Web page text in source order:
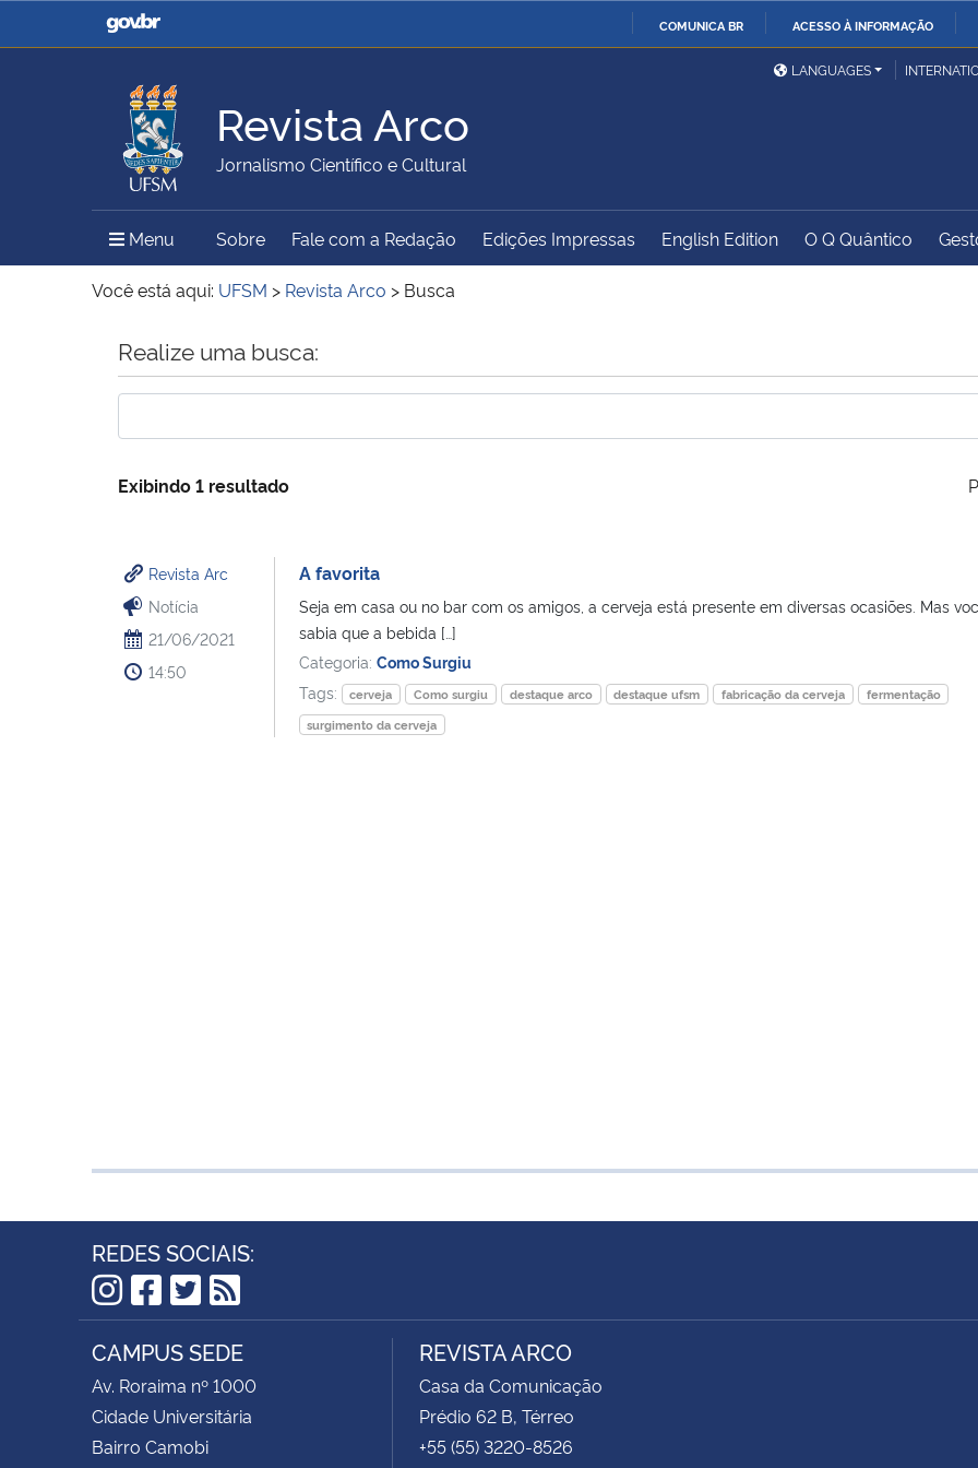
COMUNICA BR ACESSO À INFORMAÇÃO
Casa Civil
Ministério da Justiça e
Ministério da Defesa
Ministério das Relações
Exteriores
Ministério da Agricultura,
Pecuária e Abastecimento
Ministério da Educação
Ministério do Meio Ambiente Ministério do Turismo
Ministério do
Controladoria-Geral da
LANGUAGES
Revista Arco
Jornalismo Científico e Cultural
Menu Menu Principal do Sítio
Sobre Fale com a Redação Edições Impressas English Edition O Q Quântico
Você está aqui: UFSM > Revista Arco > Busca
Início do conteúdo
Realize uma busca:
Exibindo 1 resultado
Revista Arc
Notícia
21/06/2021
14:50
A favorita
Seja em casa ou no bar com os amigos, a cerveja está presente em diversas ocasiões. Mas
sabia que a bebida […]
Categoria: Como Surgiu
Tags:
cerveja Como surgiu destaque arco destaque ufsm fabricação da cerveja
fermentação
surgimento da cerveja
REDES SOCIAIS:
Instagram
Facebook
Twitter
RSS
CAMPUS SEDE
Av. Roraima nº 1000
Cidade Universitária
Bairro Camobi
REVISTA ARCO
Casa da Comunicação
Prédio 62 B, Térreo
+55 (55) 3220-8526